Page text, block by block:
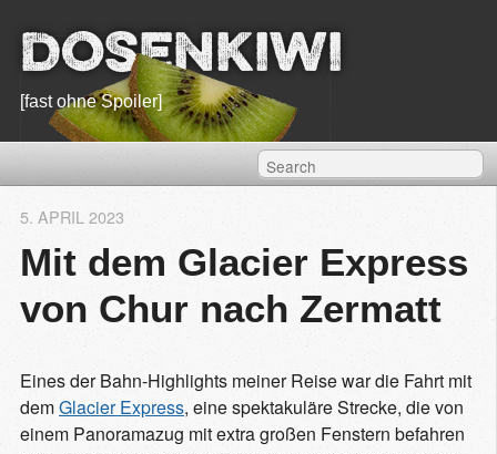
Dosenkiwi
[fast ohne Spoiler]
Mit dem Glacier Express
von Chur nach Zermatt
5. APRIL 2023
Eines der Bahn-Highlights meiner Reise war die Fahrt mit
demGlacier Express, eine spektakuläre Strecke, die von
einem Panoramazug mit extra großen Fenstern befahren